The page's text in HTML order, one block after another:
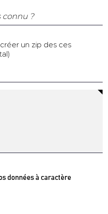
connu ?
un zip des ces
données à caractère